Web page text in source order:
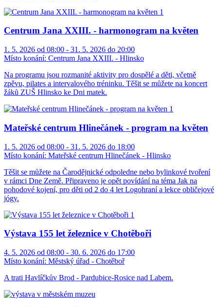
Centrum Jana XXIII. - harmonogram na květen
1. 5. 2026 od 08:00 - 31. 5. 2026 do 20:00
Místo konání: Centrum Jana XXIII. - Hlinsko
Na programu jsou rozmanité aktivity pro dospělé a děti, včetně
zpěvu, pilates a intervalového tréninku. Těšit se můžete na koncert
žáků ZUŠ Hlinsko ke Dni matek.
Mateřské centrum Hlinečánek - program na květen
1. 5. 2026 od 08:00 - 31. 5. 2026 do 18:00
Místo konání: Mateřské centrum Hlinečánek - Hlinsko
Těšit se můžete na Čarodějnické odpoledne nebo bylinkové tvoření
v rámci Dne Země. Připraveno je opět povídání na téma Jak na
pohodové kojení, pro děti od 2 do 4 let Logohraní a lekce obličejové
jógy.
Výstava 155 let železnice v Chotěboři
4. 5. 2026 od 08:00 - 30. 6. 2026 do 17:00
Místo konání: Městský úřad - Chotěboř
A trati Havlíčkův Brod - Pardubice-Rosice nad Labem.